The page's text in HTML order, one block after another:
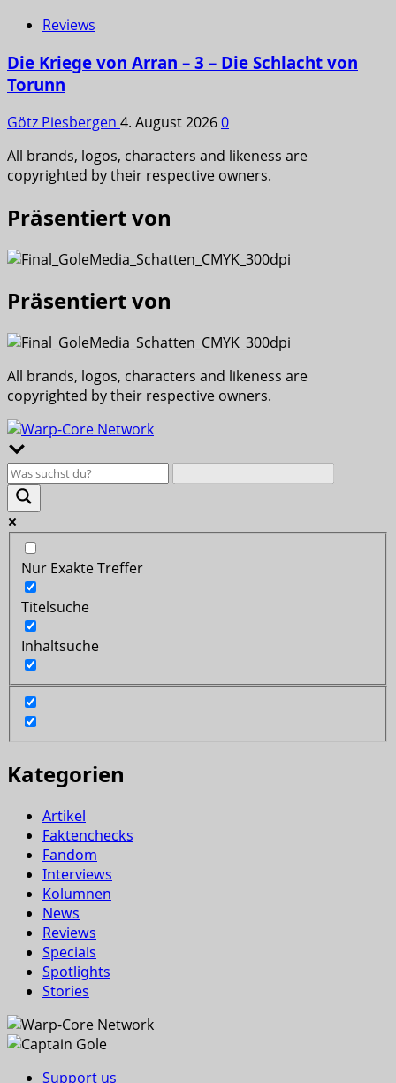
Reviews
Die Kriege von Arran – 3 – Die Schlacht von
Torunn
Götz Piesbergen 4. August 20260
All brands, logos, characters and likeness are
copyrighted by their respective owners.
Präsentiert von
Präsentiert von
All brands, logos, characters and likeness are
copyrighted by their respective owners.
Nur Exakte Treffer
Titelsuche
Inhaltsuche
Kategorien
Artikel
Faktenchecks
Fandom
Interviews
Kolumnen
News
Reviews
Specials
Spotlights
Stories
Support us